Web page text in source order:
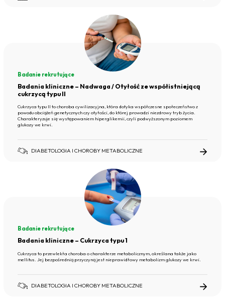
Badanie rekrutujące
Badania kliniczne – Nadwaga / Otyłość ze współistniejącą
cukrzycą typu II
Cukrzyca typu II to choroba cywilizacyjna, która dotyka współczesne społeczeństwo z
powodu obciążeń genetycznych czy otyłości, do której prowadzi niezdrowy tryb życia.
Charakteryzuje się występowaniem hiperglikemii, czyli podwyższonym poziomem
glukozy we krwi.
DIABETOLOGIA I CHOROBY METABOLICZNE
Badanie rekrutujące
Badania kliniczne – Cukrzyca typu 1
Cukrzyca to przewlekła choroba o charakterze metabolicznym, określana także jako
mellitus. Jej bezpośrednią przyczyną jest nieprawidłowy metabolizm glukozy we krwi.
DIABETOLOGIA I CHOROBY METABOLICZNE